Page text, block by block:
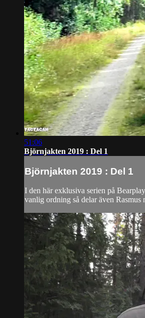
51:06
Björnjakten 2019 : Del 1
Björnjakten 2019 : Del 1
I den här exklusiva serien på
vanlig ordning så delar även